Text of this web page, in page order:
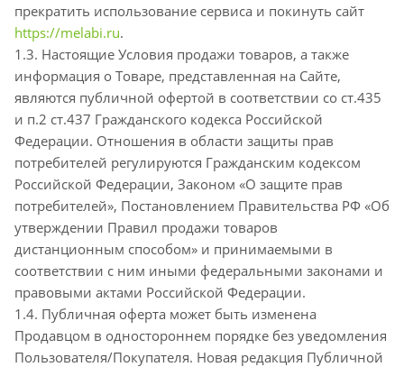
прекратить использование сервиса и покинуть сайт
https://melabi.ru.
1.3. Настоящие Условия продажи товаров, а также
информация о Товаре, представленная на Сайте,
являются публичной офертой в соответствии со ст.435
и п.2 ст.437 Гражданского кодекса Российской
Федерации. Отношения в области защиты прав
потребителей регулируются Гражданским кодексом
Российской Федерации, Законом «О защите прав
потребителей», Постановлением Правительства РФ «Об
утверждении Правил продажи товаров
дистанционным способом» и принимаемыми в
соответствии с ним иными федеральными законами и
правовыми актами Российской Федерации.
1.4. Публичная оферта может быть изменена
Продавцом в одностороннем порядке без уведомления
Пользователя/Покупателя. Новая редакция Публичной